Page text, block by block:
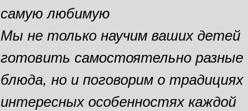
самую любимую
Мы не только научим ваших детей
готовить самостоятельно разные
блюда, но и поговорим о традициях
интересных особенностях каждой